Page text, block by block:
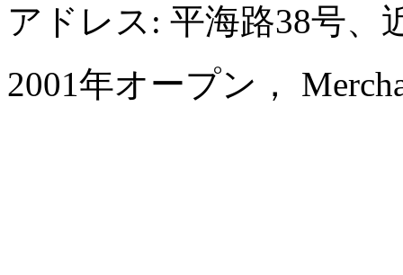
アドレス: 平海路38号、
2001年オープン，